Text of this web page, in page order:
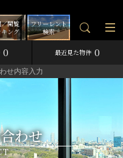
フリーレント
検索
閲覧
キング
0 最近見た物件 0
せ内容入力
わせ